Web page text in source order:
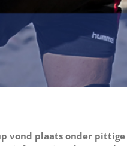
vond plaats onder